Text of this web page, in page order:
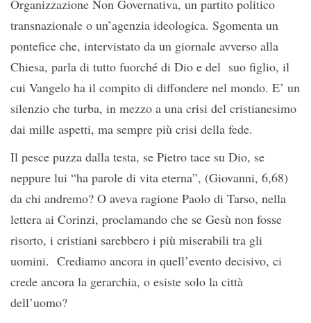
Organizzazione Non Governativa, un partito politico
transnazionale o un’agenzia ideologica. Sgomenta un
pontefice che, intervistato da un giornale avverso alla
Chiesa, parla di tutto fuorché di Dio e del suo figlio, il
cui Vangelo ha il compito di diffondere nel mondo. E’ un
silenzio che turba, in mezzo a una crisi del cristianesimo
dai mille aspetti, ma sempre più crisi della fede.
Il pesce puzza dalla testa, se Pietro tace su Dio, se
neppure lui “ha parole di vita eterna”, (Giovanni, 6,68)
da chi andremo? O aveva ragione Paolo di Tarso, nella
lettera ai Corinzi, proclamando che se Gesù non fosse
risorto, i cristiani sarebbero i più miserabili tra gli
uomini. Crediamo ancora in quell’evento decisivo, ci
crede ancora la gerarchia, o esiste solo la città
dell’uomo?